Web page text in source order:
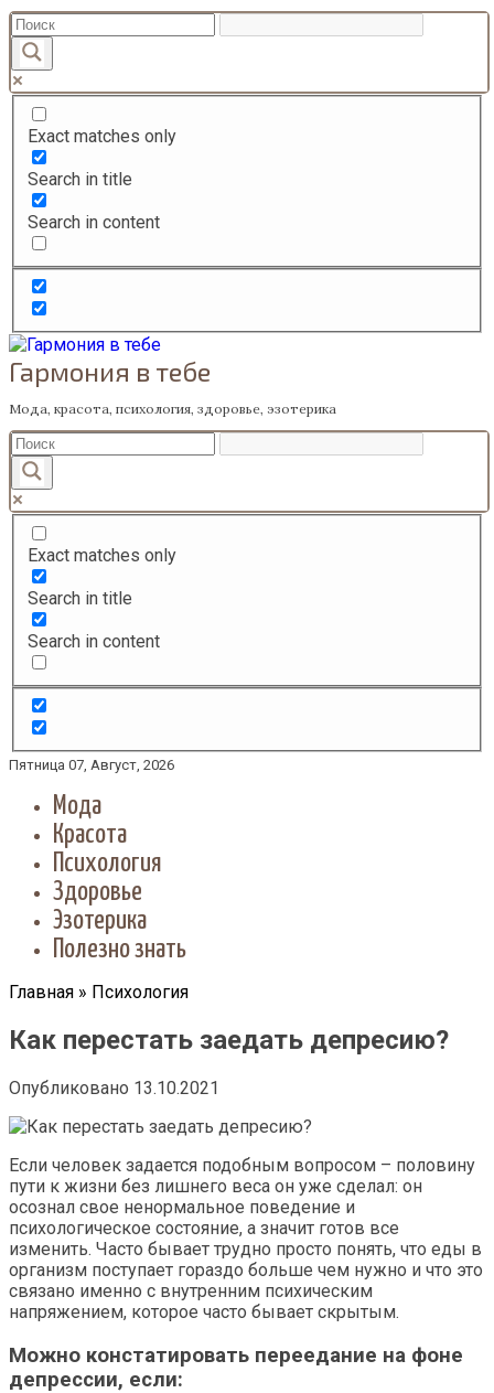
Перейти
к
содержанию
Exact matches only
Search in title
Search in content
Гармония в тебе
Мода, красота, психология, здоровье, эзотерика
Exact matches only
Search in title
Search in content
Пятница 07, Август, 2026
Мода
Красота
Психология
Здоровье
Эзотерика
Полезно знать
Главная » Психология
Как перестать заедать депресию?
Опубликовано 13.10.2021
Если человек задается подобным вопросом – половину
пути к жизни без лишнего веса он уже сделал: он
осознал свое ненормальное поведение и
психологическое состояние, а значит готов все
изменить. Часто бывает трудно просто понять, что еды в
организм поступает гораздо больше чем нужно и что это
связано именно с внутренним психическим
напряжением, которое часто бывает скрытым.
Можно констатировать переедание на фоне
депрессии, если: